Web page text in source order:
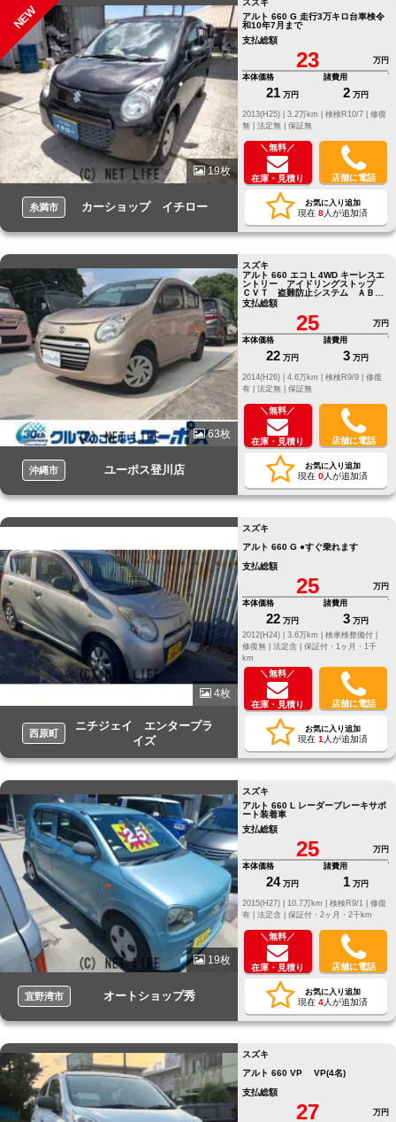
NEW
19枚
糸満市 カーショップ イチロー
スズキ
アルト 660 G 走行3万キロ台車検令
和10年7月まで
支払総額
23
万円
本体価格
21 万円
諸費用
2 万円
修復
無 | 法定無 | 保証無
＼無料／
在庫・見積り 店舗に電話
お気に入り追加
現在 8人が追加済
63枚
沖縄市 ユーポス登川店
スズキ
アルト 660 エコ L 4WD キーレスエ
ントリー アイドリングストップ
ＣＶＴ 盗難防止システム ＡＢ
Ｓ ＣＤ 衝突安全ボディ
支払総額
25
万円
本体価格
22 万円
諸費用
3 万円
修復
有 | 法定無 | 保証無
＼無料／
在庫・見積り 店舗に電話
お気に入り追加
現在 0人が追加済
4枚
西原町
ニチジェイ エンタープラ
イズ
スズキ
アルト 660 G ●すぐ乗れます
支払総額
25
万円
本体価格
22 万円
諸費用
3 万円
2012(H24) |
3.6万km |
検車検整備付 |
修復無 | 法定含 | 保証付・1ヶ月・1千
km
＼無料／
在庫・見積り 店舗に電話
お気に入り追加
現在 1 人が追加済
19枚
宜野湾市 オートショップ秀
スズキ
アルト 660 L レーダーブレーキサポ
ート装着車
支払総額
25
万円
本体価格
24 万円
諸費用
1 万円
修復
有 | 法定含 | 保証付・2ヶ月・2千km
＼無料／
在庫・見積り 店舗に電話
お気に入り追加
現在 4人が追加済
スズキ
アルト 660 VP VP(4名)
支払総額
27 万円